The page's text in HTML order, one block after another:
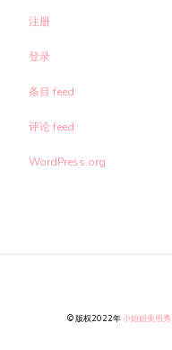
注册
登录
条目 feed
评论 feed
WordPress.org
© 版权2022年小姐姐美照秀